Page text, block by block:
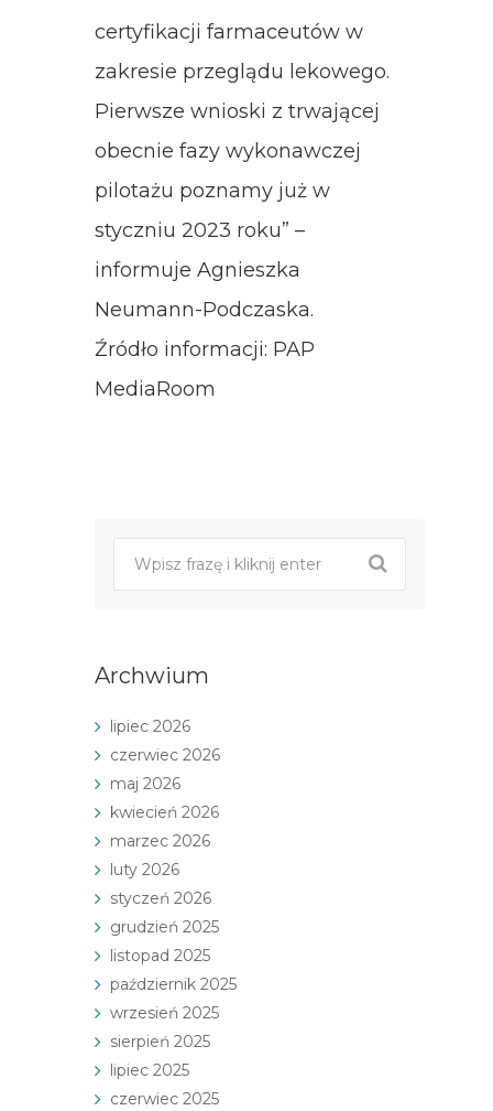
certyfikacji farmaceutów w
zakresie przeglądu lekowego.
Pierwsze wnioski z trwającej
obecnie fazy wykonawczej
pilotażu poznamy już w
styczniu 2023 roku” –
informuje Agnieszka
Neumann-Podczaska.
Źródło informacji: PAP
MediaRoom
Archwium
lipiec 2026
czerwiec 2026
maj 2026
kwiecień 2026
marzec 2026
luty 2026
styczeń 2026
grudzień 2025
listopad 2025
październik 2025
wrzesień 2025
sierpień 2025
lipiec 2025
czerwiec 2025